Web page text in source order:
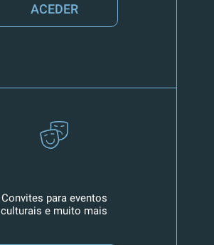
ACEDER
Convites para eventos
culturais e muito mais